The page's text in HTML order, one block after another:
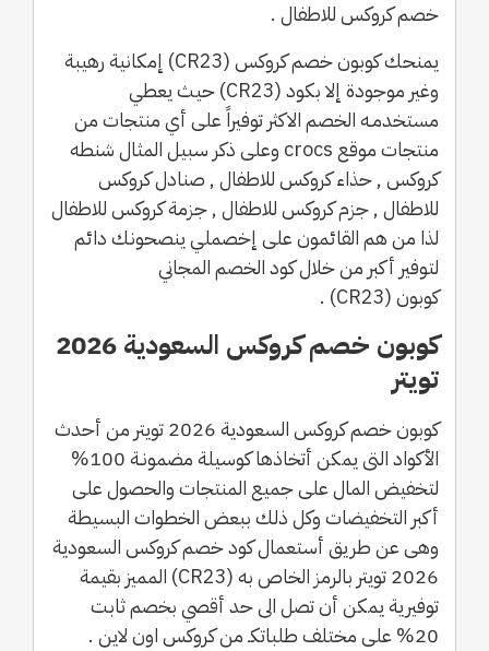
خصم كروكس للاطفال .
يمنحك كوبون خصم كروكس (CR23) إمكانية رهيبة
وغير موجودة إلا بكود (CR23) حيث يعطي
مستخدمـه الخصم الاكثر توفيراً على أي منتجات من
منتجات موقع crocs وعلى ذكر سبيل المثال شنطه
كروكس , حذاء كروكس للاطفال , صنادل كروكس
للاطفال , جزم كروكس للاطفال , جزمة كروكس للاطفال
لذا من هم القائمون على إخصملي ينصحونك دائم
لتوفير أكبر من خلال كود الخصم المجاني
كوبون (CR23) .
كوبون خصم كروكس السعودية 2026
تويتر
كوبون خصم كروكس السعودية 2026 تويتر من أحدث
الأكواد التى يمكن أتخاذها كوسيلة مضمونـة 100%
لتخفيض المال على جميع المنتجات والحصول على
أكبر التخفيضات وكل ذلك ببعض الخطوات البسيطة
وهى عن طريق أستعمال كود خصم كروكس السعودية
2026 تويتر بالرمز الخاص به (CR23) المميز بقيمة
توفيرية يمكن أن تصل الى حد أقصي بخصم ثابت
20% على مختلف طلباتكـ من كروكس اون لاين .